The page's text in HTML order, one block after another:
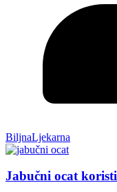
BiljnaLjekarna
Jabučni ocat